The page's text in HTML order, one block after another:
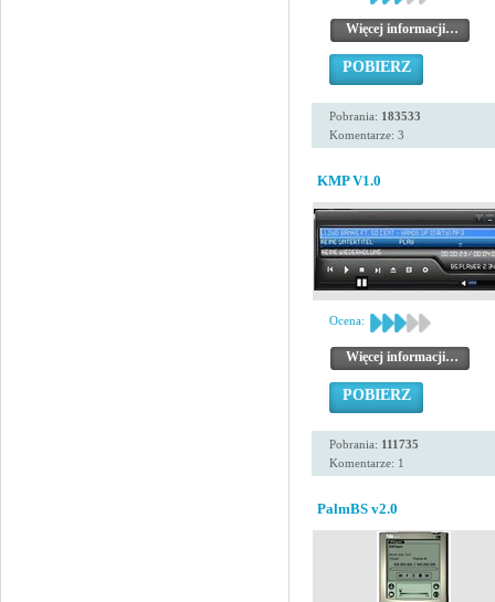
Więcej informacji…
POBIERZ
Pobrania: 183533
Komentarze: 3
KMP V1.0
Ocena:
Więcej informacji…
POBIERZ
Pobrania: 111735
Komentarze: 1
PalmBS v2.0